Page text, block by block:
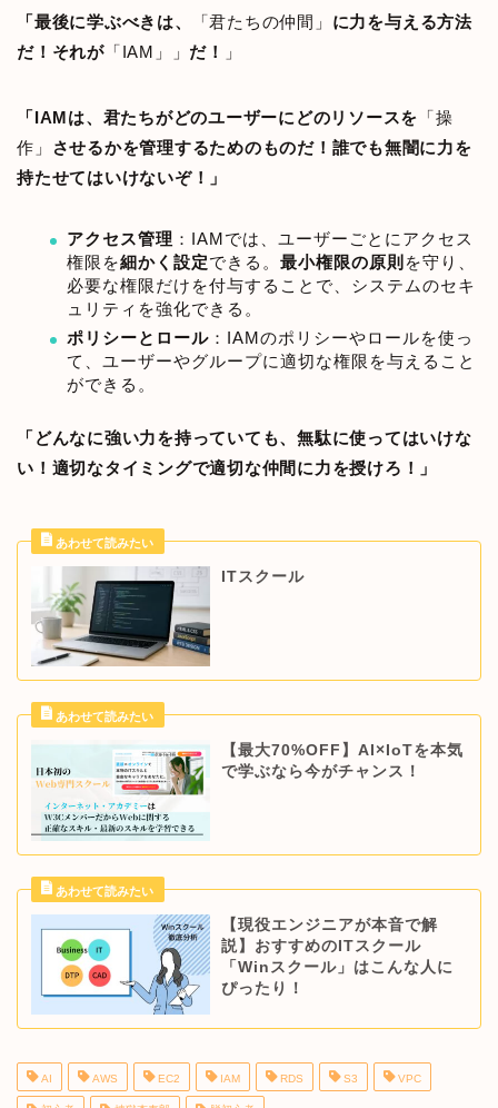
「最後に学ぶべきは、 「君たちの仲間」 に力を与える方法
だ！それが「IAM」」 だ！ 」
「IAMは、君たちがどのユーザーにどのリソースを 「操
作」
させるかを管理するためのものだ！誰でも無闇に力を
持たせてはいけないぞ！」
アクセス管理 ：IAMでは、ユーザーごとにアクセス
権限を細かく設定できる。 最小権限の原則 を守り、
必要な権限だけを付与することで、システムのセキ
ュリティを強化できる。
ポリシーとロール ：IAMのポリシーやロールを使っ
て、ユーザーやグループに適切な権限を与えること
ができる。
「どんなに強い力を持っていても、無駄に使ってはいけな
い！適切なタイミングで適切な仲間に力を授けろ！」
ITスクール
【最大70%OFF】AI×IoTを本気
で学ぶなら今がチャンス！
【現役エンジニアが本音で解
説】おすすめのITスクール
「Winスクール」はこんな人に
ぴったり！
AI AWS EC2 IAM RDS S3 VPC